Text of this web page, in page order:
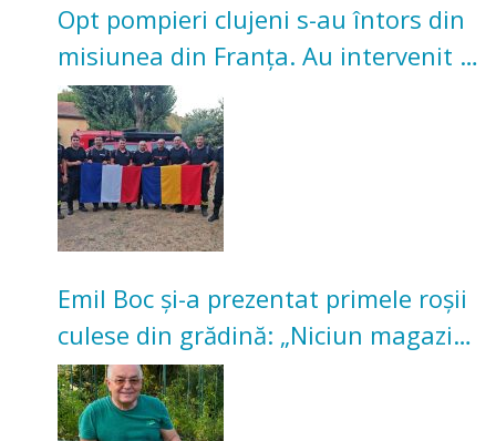
Opt pompieri clujeni s-au întors din
misiunea din Franța. Au intervenit la
incendii de vegetație și pădure
Emil Boc și-a prezentat primele roșii
culese din grădină: „Niciun magazin
nu poate oferi această satisfacție”